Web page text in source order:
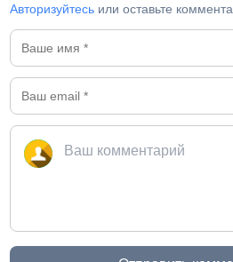
Авторизуйтесь или оставьте